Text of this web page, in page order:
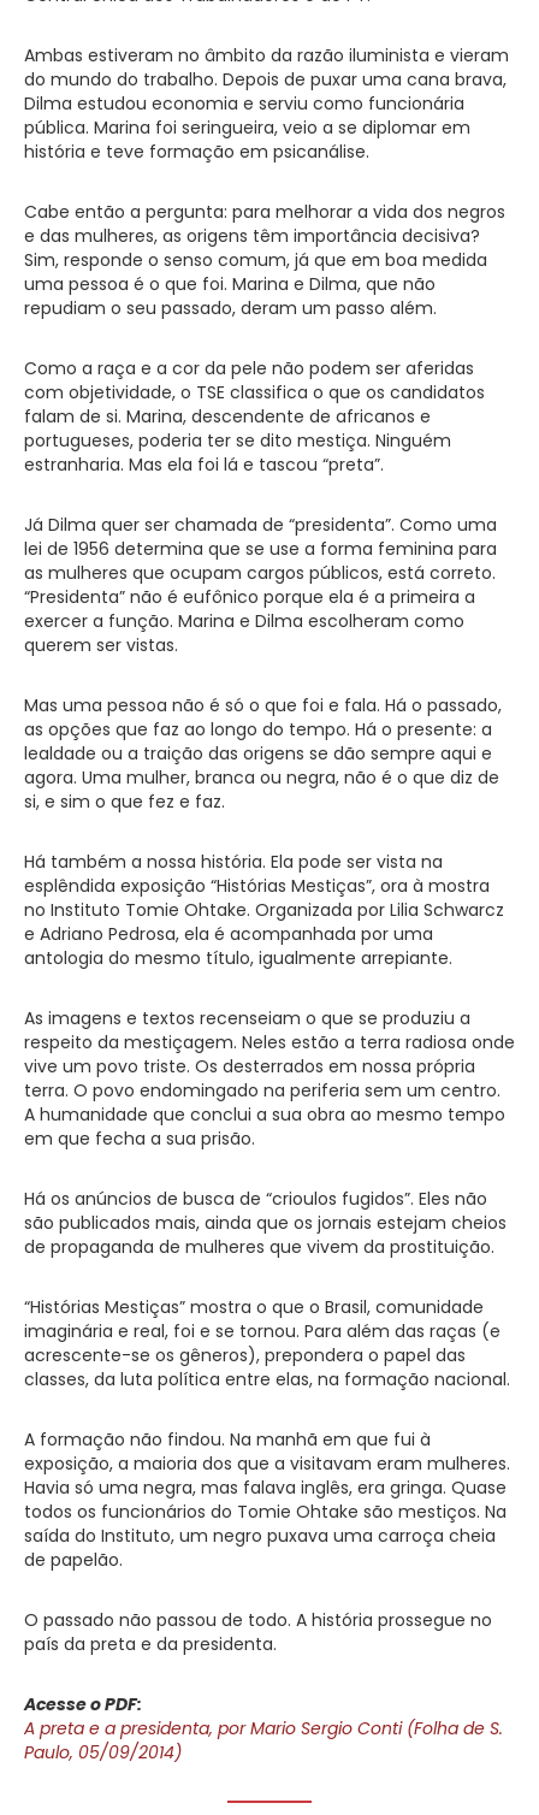
Ambas estiveram no âmbito da razão iluminista e vieram
do mundo do trabalho. Depois de puxar uma cana brava,
Dilma estudou economia e serviu como funcionária
pública. Marina foi seringueira, veio a se diplomar em
história e teve formação em psicanálise.
Cabe então a pergunta: para melhorar a vida dos negros
e das mulheres, as origens têm importância decisiva?
Sim, responde o senso comum, já que em boa medida
uma pessoa é o que foi. Marina e Dilma, que não
repudiam o seu passado, deram um passo além.
Como a raça e a cor da pele não podem ser aferidas
com objetividade, o TSE classifica o que os candidatos
falam de si. Marina, descendente de africanos e
portugueses, poderia ter se dito mestiça. Ninguém
estranharia. Mas ela foi lá e tascou “preta”.
Já Dilma quer ser chamada de “presidenta”. Como uma
lei de 1956 determina que se use a forma feminina para
as mulheres que ocupam cargos públicos, está correto.
“Presidenta” não é eufônico porque ela é a primeira a
exercer a função. Marina e Dilma escolheram como
querem ser vistas.
Mas uma pessoa não é só o que foi e fala. Há o passado,
as opções que faz ao longo do tempo. Há o presente: a
lealdade ou a traição das origens se dão sempre aqui e
agora. Uma mulher, branca ou negra, não é o que diz de
si, e sim o que fez e faz.
Há também a nossa história. Ela pode ser vista na
esplêndida exposição “Histórias Mestiças”, ora à mostra
no Instituto Tomie Ohtake. Organizada por Lilia Schwarcz
e Adriano Pedrosa, ela é acompanhada por uma
antologia do mesmo título, igualmente arrepiante.
As imagens e textos recenseiam o que se produziu a
respeito da mestiçagem. Neles estão a terra radiosa onde
vive um povo triste. Os desterrados em nossa própria
terra. O povo endomingado na periferia sem um centro.
A humanidade que conclui a sua obra ao mesmo tempo
em que fecha a sua prisão.
Há os anúncios de busca de “crioulos fugidos”. Eles não
são publicados mais, ainda que os jornais estejam cheios
de propaganda de mulheres que vivem da prostituição.
“Histórias Mestiças” mostra o que o Brasil, comunidade
imaginária e real, foi e se tornou. Para além das raças (e
acrescente-se os gêneros), prepondera o papel das
classes, da luta política entre elas, na formação nacional.
A formação não findou. Na manhã em que fui à
exposição, a maioria dos que a visitavam eram mulheres.
Havia só uma negra, mas falava inglês, era gringa. Quase
todos os funcionários do Tomie Ohtake são mestiços. Na
saída do Instituto, um negro puxava uma carroça cheia
de papelão.
O passado não passou de todo. A história prossegue no
país da preta e da presidenta.
Acesse o PDF:
A preta e a presidenta, por Mario Sergio Conti (Folha de S.
Paulo, 05/09/2014)